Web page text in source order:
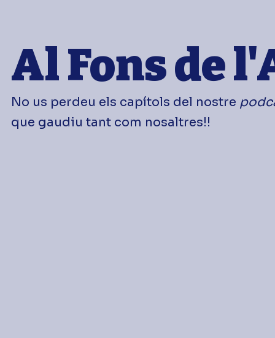
No us perdeu els capítols del nostre
que gaudiu tant com nosaltres!!
Al Fons de